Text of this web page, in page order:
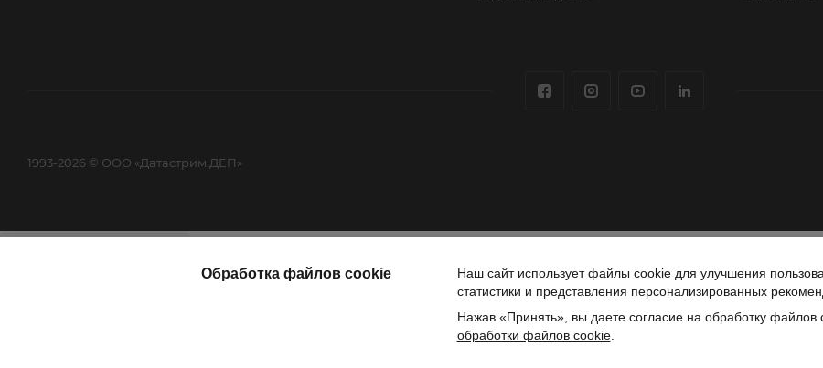
1993-2026 © ООО «Датастрим ДЕП»